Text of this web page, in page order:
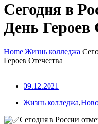
Сегодня в
День Героев
Home Жизнь колледжа
Героев Отечества
09.12.2021
Жизнь колледжа,
Сегодня в России